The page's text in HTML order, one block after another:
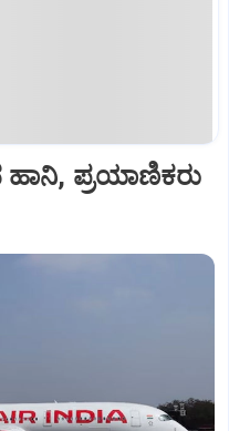
ಹಾನಿ, ಪ್ರಯಾಣಿಕರು